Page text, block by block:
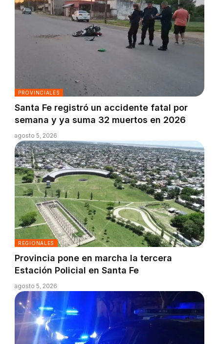
PROVINCIALES
Santa Fe registró un accidente fatal por
semana y ya suma 32 muertos en 2026
agosto 5, 2026
REGIONALES
Provincia pone en marcha la tercera
Estación Policial en Santa Fe
agosto 5, 2026